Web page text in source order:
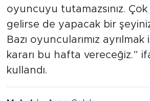
oyuncuyu tutamazsınız.
gelirse de yapacak bir
Bazı oyuncularımız
kararı bu hafta vereceğiz.”
kullandı.